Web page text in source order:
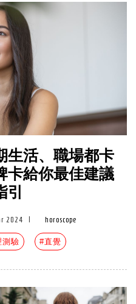
生活、職場都卡
卡給你最佳建議
引
2024 horoscope
測驗 #直覺